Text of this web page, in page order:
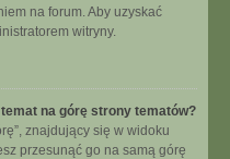
na forum. Aby uzyskać
witryny.
na górę strony tematów?
znajdujący się w widoku
przesunąć go na samą górę